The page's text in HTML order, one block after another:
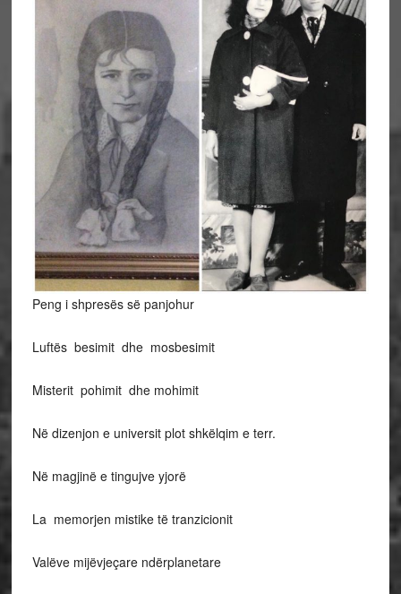
Peng i shpresës së panjohur
Luftës besimit dhe mosbesimit
Misterit pohimit dhe mohimit
Në dizenjon e universit plot shkëlqim e terr.
Në magjinë e tingujve yjorë
La memorjen mistike të tranzicionit
Valëve mijëvjeçare ndërplanetare